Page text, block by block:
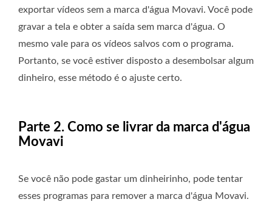
exportar vídeos sem a marca d'água Movavi. Você pode
gravar a tela e obter a saída sem marca d'água. O
mesmo vale para os vídeos salvos com o programa.
Portanto, se você estiver disposto a desembolsar algum
dinheiro, esse método é o ajuste certo.
Parte 2. Como se livrar da marca d'água
Movavi
Se você não pode gastar um dinheirinho, pode tentar
esses programas para remover a marca d'água Movavi.